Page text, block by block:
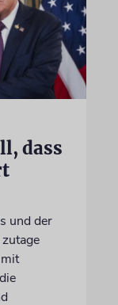
dass
und der